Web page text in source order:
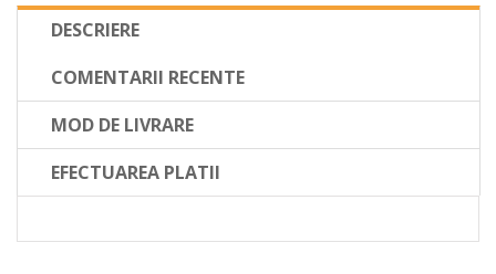
DESCRIERE
COMENTARII RECENTE
MOD DE LIVRARE
EFECTUAREA PLATII